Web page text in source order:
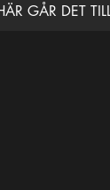
GÅR DET